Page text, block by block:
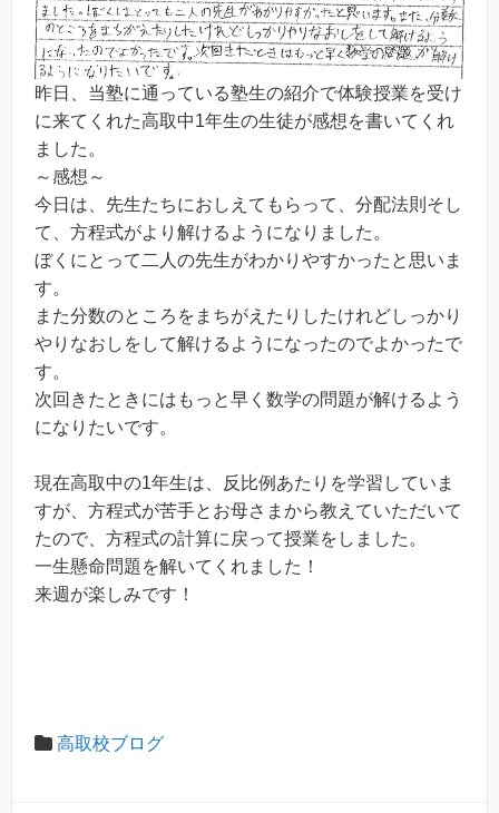
昨日、当塾に通っている塾生の紹介で体験授業を受け
に来てくれた高取中1年生の生徒が感想を書いてくれ
ました。
～感想～
今日は、先生たちにおしえてもらって、分配法則そし
て、方程式がより解けるようになりました。
ぼくにとって二人の先生がわかりやすかったと思いま
す。
また分数のところをまちがえたりしたけれどしっかり
やりなおしをして解けるようになったのでよかったで
す。
次回きたときにはもっと早く数学の問題が解けるよう
になりたいです。
現在高取中の1年生は、反比例あたりを学習していま
すが、方程式が苦手とお母さまから教えていただいて
たので、方程式の計算に戻って授業をしました。
一生懸命問題を解いてくれました！
来週が楽しみです！
高取校ブログ